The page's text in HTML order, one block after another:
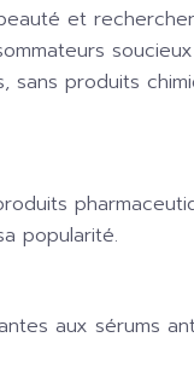
et
produits
popularité.
aux sérums